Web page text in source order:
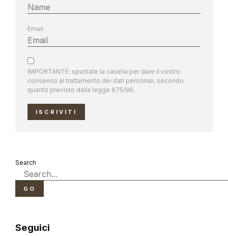
Email
IMPORTANTE: spuntate la casella per dare il vostro
consenso al trattamento dei dati personali, secondo
quanto previsto dalla legge 675/96.
ISCRIVITI
Search
GO
Seguici